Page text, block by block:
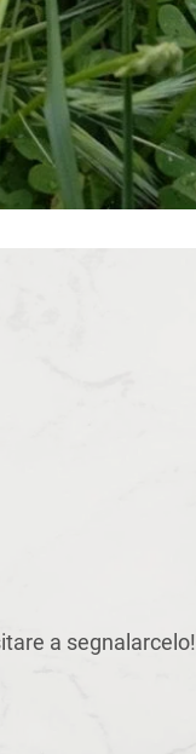
a segnalarcelo!